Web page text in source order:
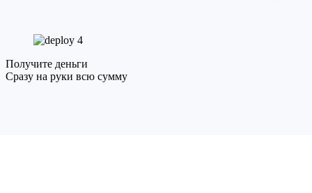
4
Получите деньги
Сразу на руки всю сумму